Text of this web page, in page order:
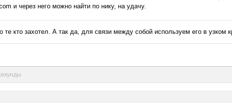
и через него можно найти по нику, на удачу.
те кто захотел. А так да, для связи между собой используем его в узком